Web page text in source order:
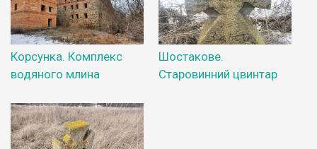
Корсунка. Комплекс
водяного млина
Шостакове.
Старовинний цвинтар